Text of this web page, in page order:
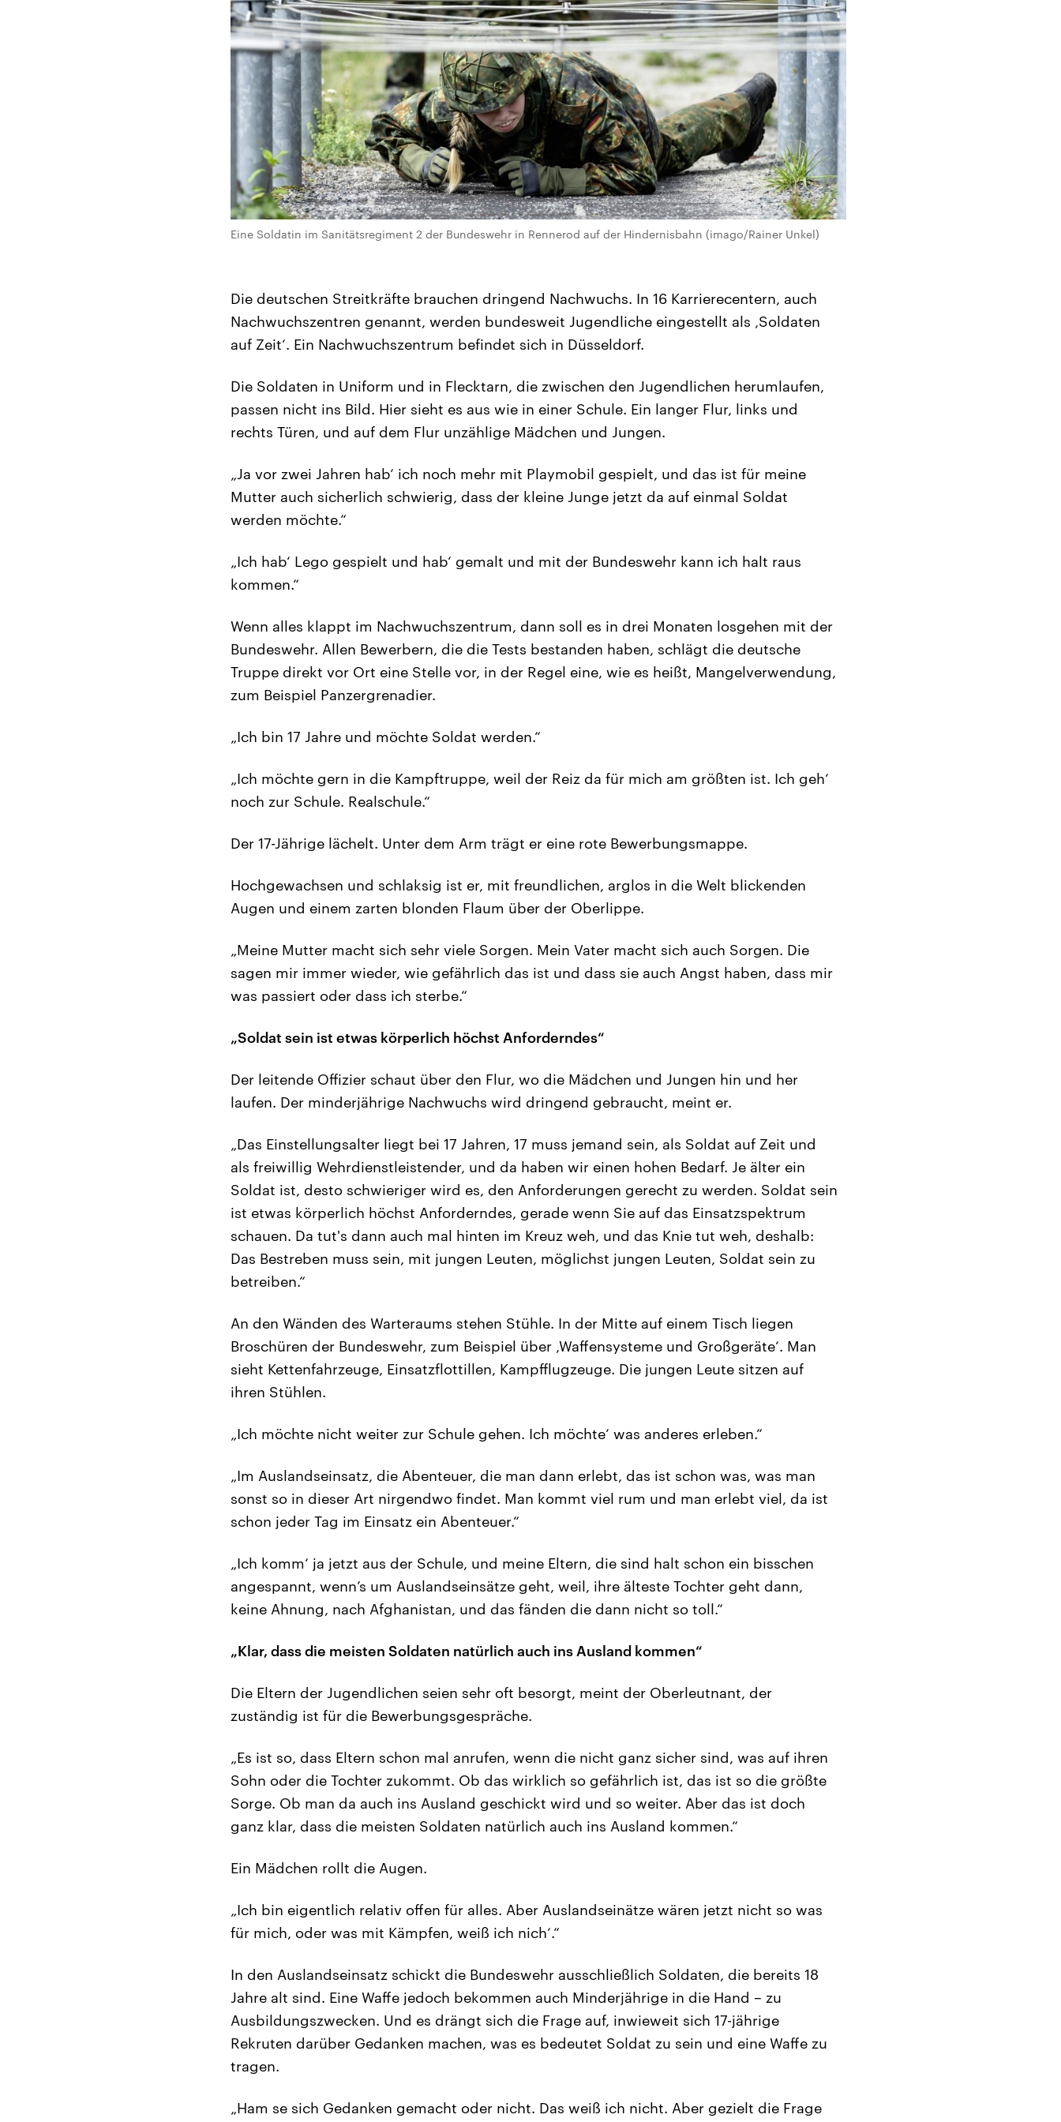
Eine Soldatin im Sanitätsregiment 2 der Bundeswehr in Rennerod auf der Hindernisbahn (imago/Rainer Unkel)
Die deutschen Streitkräfte brauchen dringend Nachwuchs. In 16 Karrierecentern, auch
Nachwuchszentren genannt, werden bundesweit Jugendliche eingestellt als ‚Soldaten
auf Zeit‘. Ein Nachwuchszentrum befindet sich in Düsseldorf.
Die Soldaten in Uniform und in Flecktarn, die zwischen den Jugendlichen herumlaufen,
passen nicht ins Bild. Hier sieht es aus wie in einer Schule. Ein langer Flur, links und
rechts Türen, und auf dem Flur unzählige Mädchen und Jungen.
„Ja vor zwei Jahren hab‘ ich noch mehr mit Playmobil gespielt, und das ist für meine
Mutter auch sicherlich schwierig, dass der kleine Junge jetzt da auf einmal Soldat
werden möchte.“
„Ich hab‘ Lego gespielt und hab‘ gemalt und mit der Bundeswehr kann ich halt raus
kommen.“
Wenn alles klappt im Nachwuchszentrum, dann soll es in drei Monaten losgehen mit der
Bundeswehr. Allen Bewerbern, die die Tests bestanden haben, schlägt die deutsche
Truppe direkt vor Ort eine Stelle vor, in der Regel eine, wie es heißt, Mangelverwendung,
zum Beispiel Panzergrenadier.
„Ich bin 17 Jahre und möchte Soldat werden.“
„Ich möchte gern in die Kampftruppe, weil der Reiz da für mich am größten ist. Ich geh‘
noch zur Schule. Realschule.“
Der 17-Jährige lächelt. Unter dem Arm trägt er eine rote Bewerbungsmappe.
Hochgewachsen und schlaksig ist er, mit freundlichen, arglos in die Welt blickenden
Augen und einem zarten blonden Flaum über der Oberlippe.
„Meine Mutter macht sich sehr viele Sorgen. Mein Vater macht sich auch Sorgen. Die
sagen mir immer wieder, wie gefährlich das ist und dass sie auch Angst haben, dass mir
was passiert oder dass ich sterbe.“
„Soldat sein ist etwas körperlich höchst Anforderndes“
Der leitende Offizier schaut über den Flur, wo die Mädchen und Jungen hin und her
laufen. Der minderjährige Nachwuchs wird dringend gebraucht, meint er.
„Das Einstellungsalter liegt bei 17 Jahren, 17 muss jemand sein, als Soldat auf Zeit und
als freiwillig Wehrdienstleistender, und da haben wir einen hohen Bedarf. Je älter ein
Soldat ist, desto schwieriger wird es, den Anforderungen gerecht zu werden. Soldat sein
ist etwas körperlich höchst Anforderndes, gerade wenn Sie auf das Einsatzspektrum
schauen. Da tut's dann auch mal hinten im Kreuz weh, und das Knie tut weh, deshalb:
Das Bestreben muss sein, mit jungen Leuten, möglichst jungen Leuten, Soldat sein zu
betreiben.“
An den Wänden des Warteraums stehen Stühle. In der Mitte auf einem Tisch liegen
Broschüren der Bundeswehr, zum Beispiel über ‚Waffensysteme und Großgeräte‘. Man
sieht Kettenfahrzeuge, Einsatzflottillen, Kampfflugzeuge. Die jungen Leute sitzen auf
ihren Stühlen.
„Ich möchte nicht weiter zur Schule gehen. Ich möchte‘ was anderes erleben.“
„Im Auslandseinsatz, die Abenteuer, die man dann erlebt, das ist schon was, was man
sonst so in dieser Art nirgendwo findet. Man kommt viel rum und man erlebt viel, da ist
schon jeder Tag im Einsatz ein Abenteuer.“
„Ich komm‘ ja jetzt aus der Schule, und meine Eltern, die sind halt schon ein bisschen
angespannt, wenn’s um Auslandseinsätze geht, weil, ihre älteste Tochter geht dann,
keine Ahnung, nach Afghanistan, und das fänden die dann nicht so toll.“
„Klar, dass die meisten Soldaten natürlich auch ins Ausland kommen“
Die Eltern der Jugendlichen seien sehr oft besorgt, meint der Oberleutnant, der
zuständig ist für die Bewerbungsgespräche.
„Es ist so, dass Eltern schon mal anrufen, wenn die nicht ganz sicher sind, was auf ihren
Sohn oder die Tochter zukommt. Ob das wirklich so gefährlich ist, das ist so die größte
Sorge. Ob man da auch ins Ausland geschickt wird und so weiter. Aber das ist doch
ganz klar, dass die meisten Soldaten natürlich auch ins Ausland kommen.“
Ein Mädchen rollt die Augen.
„Ich bin eigentlich relativ offen für alles. Aber Auslandseinätze wären jetzt nicht so was
für mich, oder was mit Kämpfen, weiß ich nich‘.“
In den Auslandseinsatz schickt die Bundeswehr ausschließlich Soldaten, die bereits 18
Jahre alt sind. Eine Waffe jedoch bekommen auch Minderjährige in die Hand – zu
Ausbildungszwecken. Und es drängt sich die Frage auf, inwieweit sich 17-jährige
Rekruten darüber Gedanken machen, was es bedeutet Soldat zu sein und eine Waffe zu
tragen.
„Ham se sich Gedanken gemacht oder nicht. Das weiß ich nicht. Aber gezielt die Frage